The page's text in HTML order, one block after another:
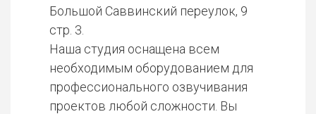
Большой Саввинский переулок, 9
стр. 3.
Наша студия оснащена всем
необходимым оборудованием для
профессионального озвучивания
проектов любой сложности. Вы